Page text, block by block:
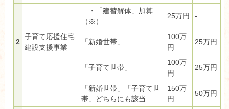
・「建替解体」加算
（※）
25万円 -
2
子育て応援住宅
建設支援事業
「新婚世帯」
100万
円
25万円
「子育て世帯」
100万
円
25万円
「新婚世帯」「子育て世
帯」どちらにも該当
150万
円
50万円